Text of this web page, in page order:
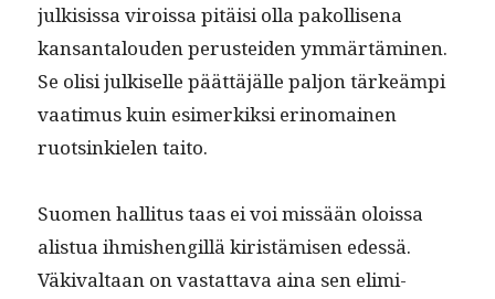
julk­i­sis­sa virois­sa pitäisi olla pakol­lise­na
kansan­talouden perustei­den ymmärtämi­nen.
Se olisi julkiselle päät­täjälle paljon tärkeämpi
vaa­timus kuin esimerkik­si eri­no­mainen
ruotsinkie­len taito.
Suomen hal­li­tus taas ei voi mis­sään olois­sa
alis­tua ihmishengillä kiristämisen edessä.
Väki­val­taan on vas­tat­ta­va aina sen elim­i­